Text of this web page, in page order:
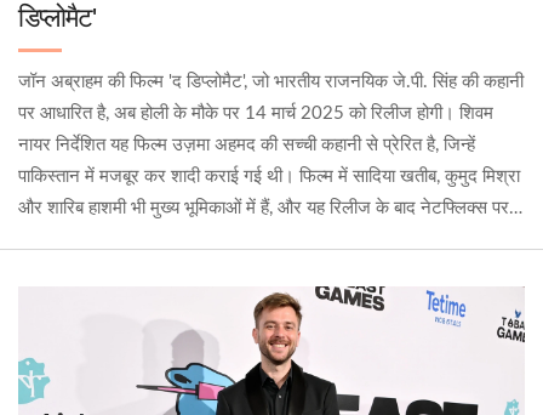
डिप्लोमैट'
जॉन अब्राहम की फिल्म 'द डिप्लोमैट', जो भारतीय राजनयिक जे.पी. सिंह की कहानी
पर आधारित है, अब होली के मौके पर 14 मार्च 2025 को रिलीज होगी। शिवम
नायर निर्देशित यह फिल्म उज़मा अहमद की सच्ची कहानी से प्रेरित है, जिन्हें
पाकिस्तान में मजबूर कर शादी कराई गई थी। फिल्म में सादिया खतीब, कुमुद मिश्रा
और शारिब हाशमी भी मुख्य भूमिकाओं में हैं, और यह रिलीज के बाद नेटफ्लिक्स पर